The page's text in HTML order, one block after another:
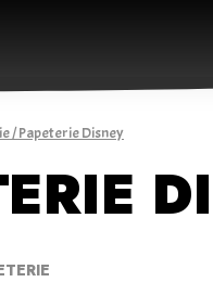
/ Papeterie Disney